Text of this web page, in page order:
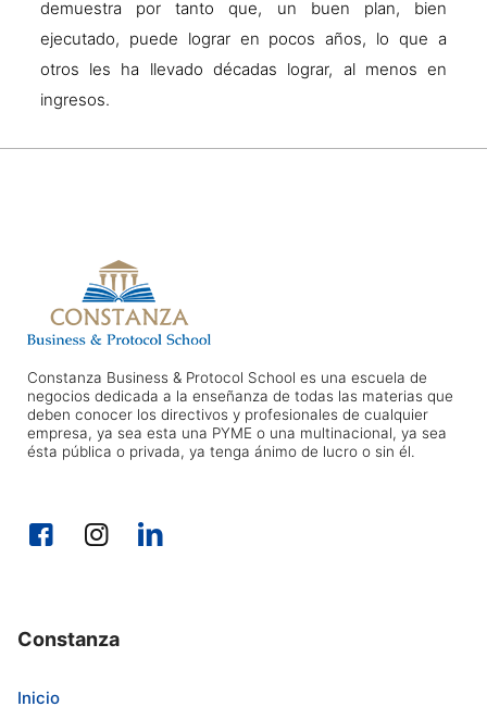
demuestra por tanto que, un buen plan, bien
ejecutado, puede lograr en pocos años, lo que a
otros les ha llevado décadas lograr, al menos en
ingresos.
Constanza Business & Protocol School es una escuela de
negocios dedicada a la enseñanza de todas las materias que
deben conocer los directivos y profesionales de cualquier
empresa, ya sea esta una PYME o una multinacional, ya sea
ésta pública o privada, ya tenga ánimo de lucro o sin él.
Constanza
Inicio